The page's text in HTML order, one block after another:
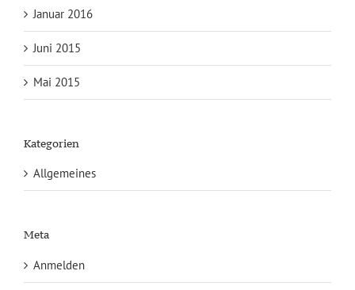
Januar 2016
Juni 2015
Mai 2015
Kategorien
Allgemeines
Meta
Anmelden